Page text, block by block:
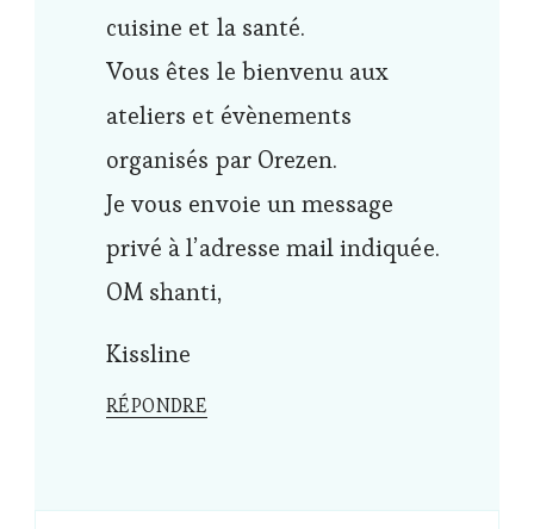
cuisine et la santé.
Vous êtes le bienvenu aux
ateliers et évènements
organisés par Orezen.
Je vous envoie un message
privé à l’adresse mail indiquée.
OM shanti,
Kissline
RÉPONDRE